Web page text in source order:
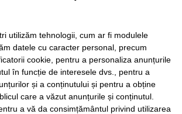
Accident cu sapte victime,
printre care patru copii, la
iesire din Timisoara, spre
Utvin
Înainte
utilizăm tehnologii, cum ar fi modulele
datele cu caracter personal, precum
cookie, pentru a personaliza anunțurile
în funcție de interesele dvs., pentru a
și a conținutului și pentru a obține
care a văzut anunțurile și conținutul.
a vă da consimțământul privind utilizarea